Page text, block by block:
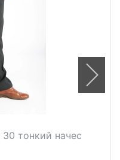
тонкий начес